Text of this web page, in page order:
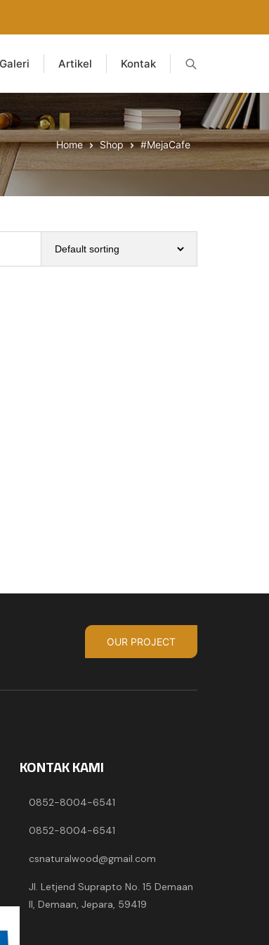
Galeri Artikel Kontak
Home Shop #MejaCafe
OUR PROJECT
KONTAK KAMI
0852-8004-6541
0852-8004-6541
csnaturalwood@gmail.com
Jl. Letjend Suprapto No. 15 Demaan
II, Demaan, Jepara, 59419